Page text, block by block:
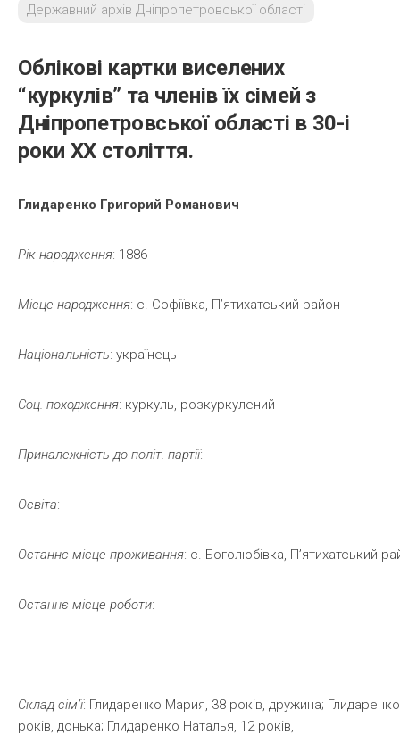
Державний архів Дніпропетровської області
Облікові картки виселених
“куркулів” та членів їх сімей з
Дніпропетровської області в 30-і
роки ХХ століття.
Глидаренко Григорий Романович
Рік народження: 1886
Місце народження: с. Софіївка, П’ятихатський район
Національність: українець
Соц. походження: куркуль, розкуркулений
Приналежність до політ. партії:
Освіта:
Останнє місце проживання: с. Боголюбівка, П’ятихатський
Останнє місце роботи:
Склад сім’ї: Глидаренко Мария, 38 років, дружина;
років, донька; Глидаренко Наталья, 12 років,